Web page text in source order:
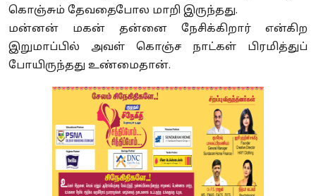
கொஞ்சும் தேவதைபோல மாறி இருந்தது.
மன்னன் மகன் தன்னை நேசிக்கிறார் என்கிற
இறுமாப்பில் அவள் கொஞ்ச நாட்கள் பிரமித்துப்
போயிருந்தது உண்மைதான்.